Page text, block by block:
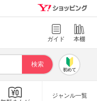
ガイド 本棚
初めて
ジャンル一覧